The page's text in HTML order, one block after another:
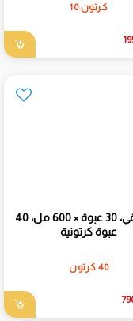
كرتون 10
مياه نقي، 30 عبوة × 600 مل، 40
عبوة كرتونية
40 كرتون